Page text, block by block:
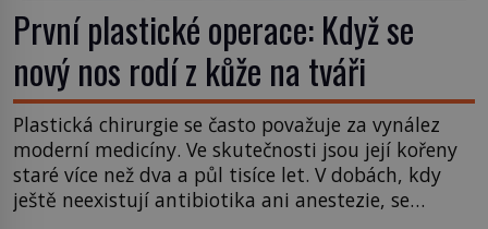
První plastické operace: Když se
nový nos rodí z kůže na tváři
Plastická chirurgie se často považuje za vynález
moderní medicíny. Ve skutečnosti jsou její kořeny
staré více než dva a půl tisíce let. V dobách, kdy
ještě neexistují antibiotika ani anestezie, se